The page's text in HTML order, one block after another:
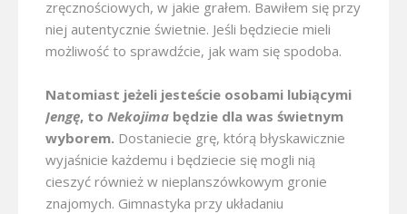
zręcznościowych, w jakie grałem. Bawiłem się przy
niej autentycznie świetnie. Jeśli będziecie mieli
możliwość to sprawdźcie, jak wam się spodoba.
Natomiast jeżeli jesteście osobami lubiącymi
Jengę, to Nekojima będzie dla was świetnym
wyborem. Dostaniecie grę, którą błyskawicznie
wyjaśnicie każdemu i będziecie się mogli nią
cieszyć również w nieplanszówkowym gronie
znajomych. Gimnastyka przy układaniu